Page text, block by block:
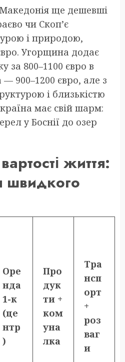
Македонія ще дешевші
чи Скоп’є
і природою,
Угорщина додає
за 800–1100 євро в
900–1200 євро, але з
і близькістю
має свій шарм:
у Боснії до озер
життя:
швидкого
Оре
нда
1-к
(це
нтр
)
Про
дук
ти +
ком
уна
лка
Тра
нсп
орт
+
роз
ваг
и